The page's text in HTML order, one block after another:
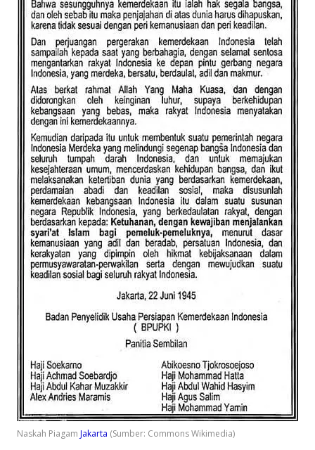
Naskah Piagam Jakarta (Sumber: Commons Wikimedia)